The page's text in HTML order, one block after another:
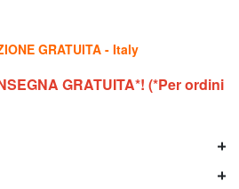
GRATUITA - Italy
GRATUITA*! (*Per ordini